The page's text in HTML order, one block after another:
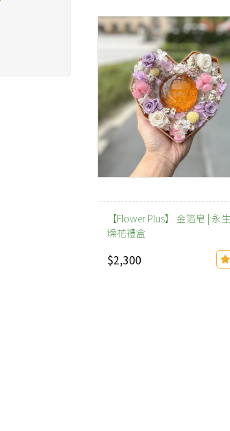
【Flower Plus】 金箔皂 | 永
燥花禮盒
$2,300